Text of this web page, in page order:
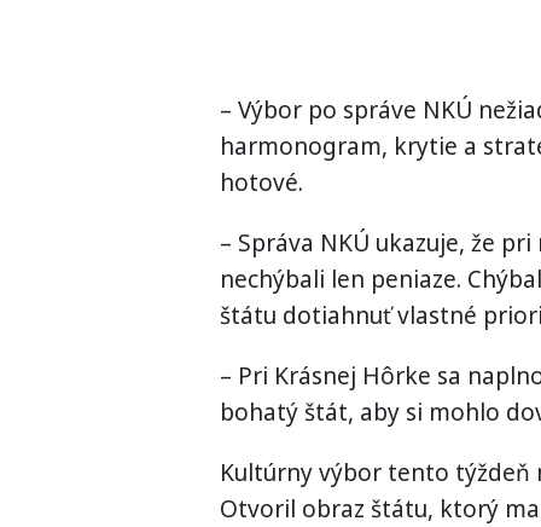
– Výbor po správe NKÚ
harmonogram, krytie a
hotové.
– Správa NKÚ ukazuje, že
nechýbali len peniaze.
štátu dotiahnuť vlastné
– Pri Krásnej Hôrke sa
bohatý štát, aby si mohlo
Kultúrny výbor tento týždeň
Otvoril obraz štátu, ktorý